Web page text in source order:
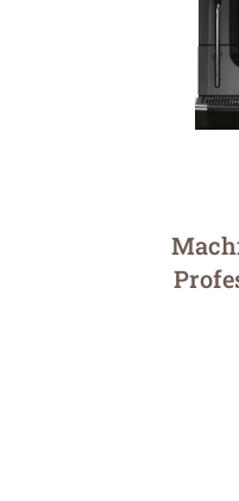
Une solution
coûts et